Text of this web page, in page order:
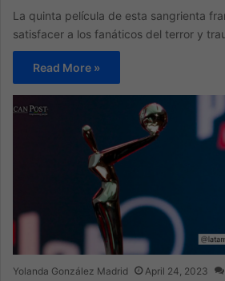
La quinta película de esta sangrienta
satisfacer a los fanáticos del terror y
Read More »
Yolanda González Madrid April 24, 2023